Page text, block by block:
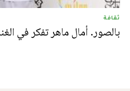
ثقافة
بالصور. أمال ماهر تفكر في